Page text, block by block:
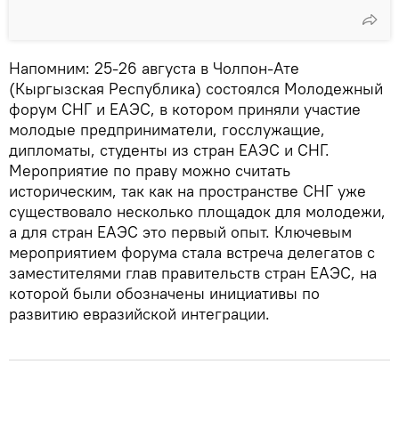
Напомним: 25-26 августа в Чолпон-Ате
(Кыргызская Республика) состоялся Молодежный
форум СНГ и ЕАЭС, в котором приняли участие
молодые предприниматели, госслужащие,
дипломаты, студенты из стран ЕАЭС и СНГ.
Мероприятие по праву можно считать
историческим, так как на пространстве СНГ уже
существовало несколько площадок для молодежи,
а для стран ЕАЭС это первый опыт. Ключевым
мероприятием форума стала встреча делегатов с
заместителями глав правительств стран ЕАЭС, на
которой были обозначены инициативы по
развитию евразийской интеграции.